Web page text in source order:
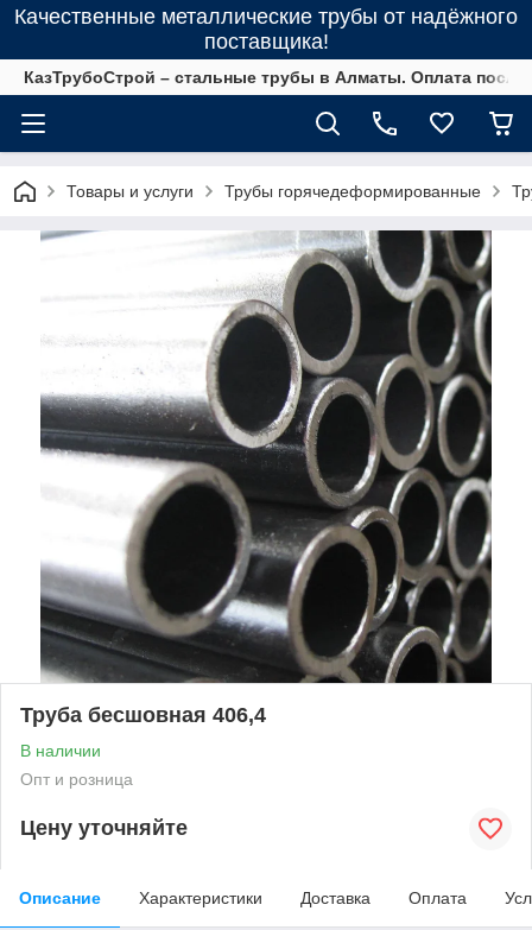
Качественные металлические трубы от надёжного
поставщика!
КазТрубоСтрой – стальные трубы в Алматы. Оплата
Товары и услуги Трубы горячедеформированные
Труба бесшовная 406,4
В наличии
Опт и розница
Цену уточняйте
Описание Характеристики Доставка Оплата